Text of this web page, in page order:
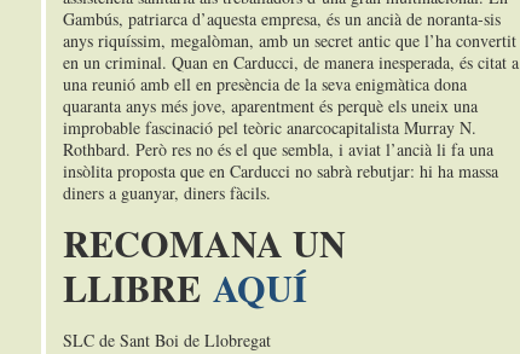
Gambús, patriarca d’aquesta empresa, és un ancià de noranta-sis
anys riquíssim, megalòman, amb un secret antic que l’ha convertit
en un criminal. Quan en Carducci, de manera inesperada, és citat a
una reunió amb ell en presència de la seva enigmàtica dona
quaranta anys més jove, aparentment és perquè els uneix una
improbable fascinació pel teòric anarcocapitalista Murray N.
Rothbard. Però res no és el que sembla, i aviat l’ancià li fa una
insòlita proposta que en Carducci no sabrà rebutjar: hi ha massa
diners a guanyar, diners fàcils.
RECOMANA UN
LLIBRE AQUÍ
SLC de Sant Boi de Llobregat